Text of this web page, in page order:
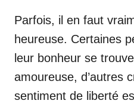
Parfois, il en faut
heureuse. Certaines
leur bonheur se
amoureuse, d’autres
sentiment de liberté